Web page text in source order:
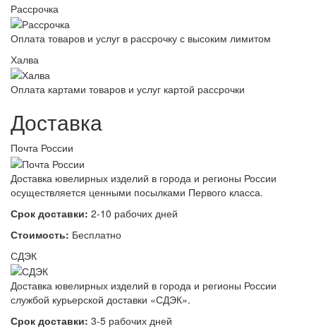
Рассрочка
Оплата товаров и услуг в рассрочку с высоким лимитом
Халва
Оплата картами товаров и услуг картой рассрочки
Доставка
Почта России
Доставка ювелирных изделий в города и регионы России
осуществляется ценными посылками Первого класса.
Срок доставки: 2-10 рабочих дней
Стоимость: Бесплатно
СДЭК
Доставка ювелирных изделий в города и регионы России
службой курьерской доставки «СДЭК».
Срок доставки: 3-5 рабочих дней